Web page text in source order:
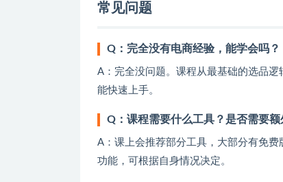
常见问题
Q：完全没有电商经验，能学会吗？
A：完全没问题。课程从最基础的选品
能快速上手。
Q：课程需要什么工具？是否需要额
A：课上会推荐部分工具，大部分有免
功能，可根据自身情况决定。